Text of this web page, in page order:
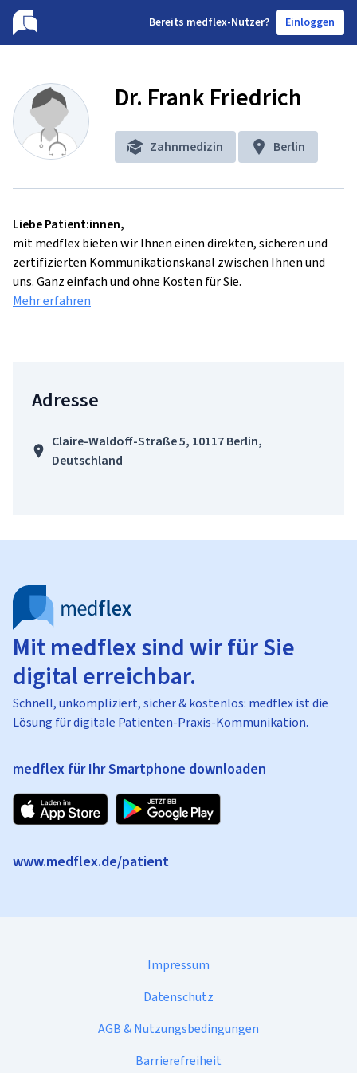
Bereits medflex-Nutzer? Einloggen
Dr. Frank Friedrich
Zahnmedizin Berlin
Liebe Patient:innen,
mit medflex bieten wir Ihnen einen direkten, sicheren und
zertifizierten Kommunikationskanal zwischen Ihnen und
uns. Ganz einfach und ohne Kosten für Sie.
Mehr erfahren
Adresse
Claire-Waldoff-Straße 5, 10117 Berlin,
Deutschland
Mit medflex sind wir für Sie
digital erreichbar.
Schnell, unkompliziert, sicher & kostenlos: medflex ist die
Lösung für digitale Patienten-Praxis-Kommunikation.
medflex für Ihr Smartphone downloaden
www.medflex.de/patient
Impressum
Datenschutz
AGB & Nutzungsbedingungen
Barrierefreiheit